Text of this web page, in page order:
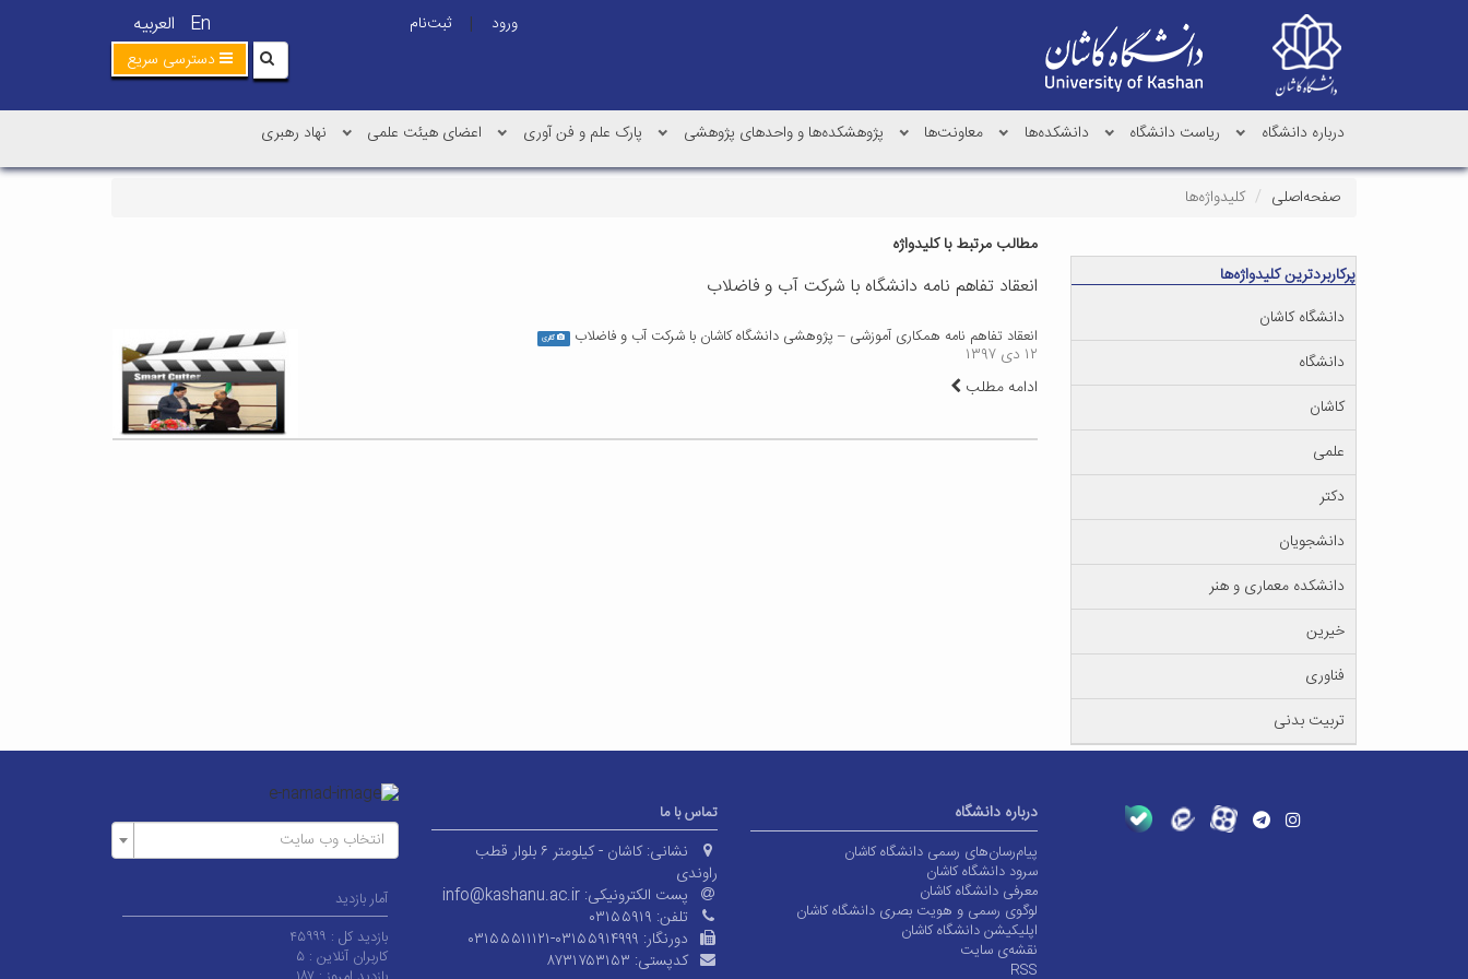
En العربیه ورود |
ثبت‌نام
دسترسی سریع
درباره دانشگاه ریاست دانشگاه دانشکده‌ها معاونت‌ها پژوهشکده‌ها و واحدهای پژوهشی پارک علم و فن آوری اعضای هیئت علمی نهاد رهبری
صفحه‌اصلی
کلیدواژه‌ها
مطالب مرتبط با کلیدواژه
انعقاد تفاهم نامه دانشگاه با شرکت آب و فاضلاب
انعقاد تفاهم نامه همکاری آموزشی – پژوهشی دانشگاه کاشان با شرکت آب و فاضلاب گالری
۱۲ دی ۱۳۹۷
ادامه مطلب
پرکاربردترین کلیدواژه‌ها
دانشگاه کاشان
دانشگاه
کاشان
علمی
دکتر
دانشجویان
دانشکده معماری و هنر
خیرین
فناوری
تربیت بدنی
درباره دانشگاه
پیام‌رسان‌های رسمی دانشگاه کاشان
سرود دانشگاه کاشان
معرفی دانشگاه کاشان
لوگوی رسمی و هویت بصری دانشگاه کاشان
اپلیکیشن دانشگاه کاشان
نقشه‌ی سایت
RSS
تماس با ما
نشانی:
کاشان - کیلومتر ۶ بلوار قطب
راوندی
پست الکترونیکی: info@kashanu.ac.ir
تلفن: ۰۳۱۵۵۹۱۹
دورنگار: ۰۳۱۵۵۵۱۱۱۲۱-۰۳۱۵۵۹۱۴۹۹۹
کدپستی: ۸۷۳۱۷۵۳۱۵۳
انتخاب وب سایت
آمار بازدید
بازدید کل : ۴۵۹۹۹
کاربران آنلاین :۵